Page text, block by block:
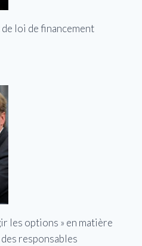
loi de financement
les options » en matière
responsables